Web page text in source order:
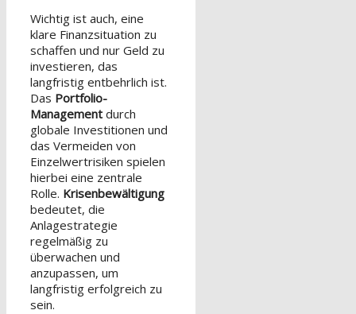
Wichtig ist auch, eine
klare Finanzsituation zu
schaffen und nur Geld zu
investieren, das
langfristig entbehrlich ist.
Das Portfolio-
Management durch
globale Investitionen und
das Vermeiden von
Einzelwertrisiken spielen
hierbei eine zentrale
Rolle. Krisenbewältigung
bedeutet, die
Anlagestrategie
regelmäßig zu
überwachen und
anzupassen, um
langfristig erfolgreich zu
sein.